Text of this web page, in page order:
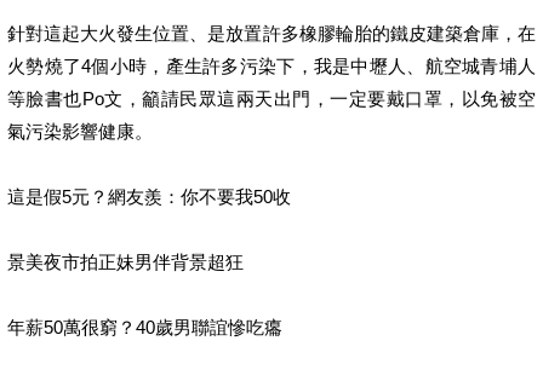
針對這起大火發生位置、是放置許多橡膠輪胎的鐵皮建築倉庫，在
火勢燒了4個小時，產生許多污染下，我是中壢人、航空城青埔人
等臉書也Po文，籲請民眾這兩天出門，一定要戴口罩，以免被空
氣污染影響健康。
這是假5元？網友羨：你不要我50收
景美夜市拍正妹男伴背景超狂
年薪50萬很窮？40歲男聯誼慘吃癟